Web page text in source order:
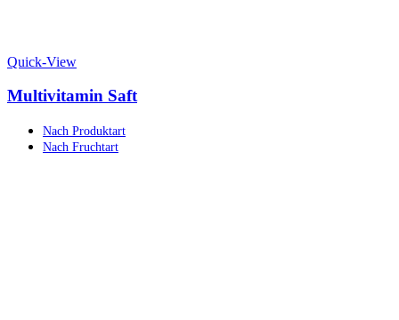
Quick-View
Multivitamin Saft
Nach Produktart
Nach Fruchtart